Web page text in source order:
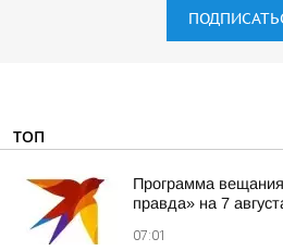
ТОП
Программа
правда» на 7
07:01